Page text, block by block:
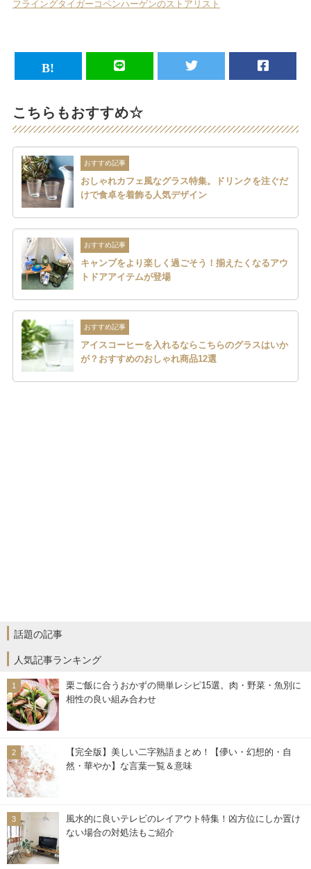
フライングタイガーコペンハーゲンのストアリスト
こちらもおすすめ☆
おすすめ記事
おしゃれカフェ風なグラス特集。ドリンクを注ぐだ
けで食卓を着飾る人気デザイン
おすすめ記事
キャンプをより楽しく過ごそう！揃えたくなるアウ
トドアアイテムが登場
おすすめ記事
アイスコーヒーを入れるならこちらのグラスはいか
が？おすすめのおしゃれ商品12選
話題の記事
人気記事ランキング
栗ご飯に合うおかずの簡単レシピ15選。肉・野菜・魚別に
相性の良い組み合わせ
【完全版】美しい二字熟語まとめ！【儚い・幻想的・自
然・華やか】な言葉一覧＆意味
風水的に良いテレビのレイアウト特集！凶方位にしか置け
ない場合の対処法もご紹介